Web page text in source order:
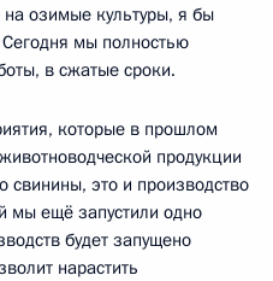
озимые культуры, я бы
мы полностью
в сжатые сроки.
которые в прошлом
продукции
свинины, это и производство
мы ещё запустили одно
будет запущено
нарастить